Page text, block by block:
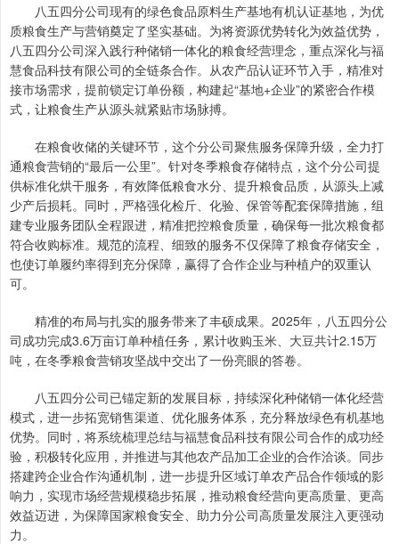
八五四分公司现有的绿色食品原料生产基地有机认证基地，为优
质粮食生产与营销奠定了坚实基础。为将资源优势转化为效益优势，
八五四分公司深入践行种储销一体化的粮食经营理念，重点深化与福
慧食品科技有限公司的全链条合作。从农产品认证环节入手，精准对
接市场需求，提前锁定订单份额，构建起“基地+企业”的紧密合作模
式，让粮食生产从源头就紧贴市场脉搏。
在粮食收储的关键环节，这个分公司聚焦服务保障升级，全力打
通粮食营销的“最后一公里”。针对冬季粮食存储特点，这个分公司提
供标准化烘干服务，有效降低粮食水分、提升粮食品质，从源头上减
少产后损耗。同时，严格强化检斤、化验、保管等配套保障措施，组
建专业服务团队全程跟进，精准把控粮食质量，确保每一批次粮食都
符合收购标准。规范的流程、细致的服务不仅保障了粮食存储安全，
也使订单履约率得到充分保障，赢得了合作企业与种植户的双重认
可。
精准的布局与扎实的服务带来了丰硕成果。2025年，八五四分公
司成功完成3.6万亩订单种植任务，累计收购玉米、大豆共计2.15万
吨，在冬季粮食营销攻坚战中交出了一份亮眼的答卷。
八五四分公司已锚定新的发展目标，持续深化种储销一体化经营
模式，进一步拓宽销售渠道、优化服务体系，充分释放绿色有机基地
优势。同时，将系统梳理总结与福慧食品科技有限公司合作的成功经
验，积极转化应用，并推进与其他农产品加工企业的合作洽谈。同步
搭建跨企业合作沟通机制，进一步提升区域订单农产品合作领域的影
响力，实现市场经营规模稳步拓展，推动粮食经营向更高质量、更高
效益迈进，为保障国家粮食安全、助力分公司高质量发展注入更强动
力。